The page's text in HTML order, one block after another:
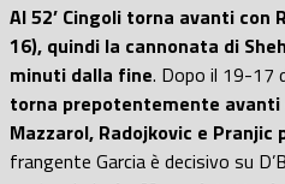
Al 52’ Cingoli torna avanti
16), quindi la cannonata di
minuti dalla fine. Dopo il 19-17
torna prepotentemente
Mazzarol, Radojkovic e Pranjic
frangente Garcia è decisivo su